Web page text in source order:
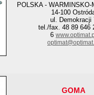
POLSKA -
14-100
ul. Demokracji
tel./fax. 48 89 646
6
GOMA